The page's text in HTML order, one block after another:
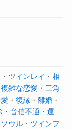
・ ツインレイ ・ 相
複雑な恋愛 ・ 三角
・ 復縁 ・ 離婚・
・ 音信不通 ・ 運
ウル・ ツインフ